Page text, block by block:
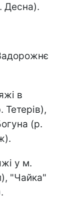
Десна).
в
(р.
у м.
"Чайка"